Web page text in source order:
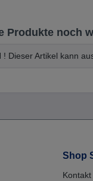
Produkte noch
! Dieser Artikel kann
Shop
Kontakt